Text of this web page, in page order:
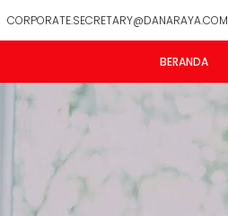
CORPORATE.SECRETARY@DANARAYA.COM
BERANDA